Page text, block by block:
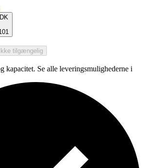
Ikke tilgængelig
kapacitet. Se alle leveringsmulighederne i